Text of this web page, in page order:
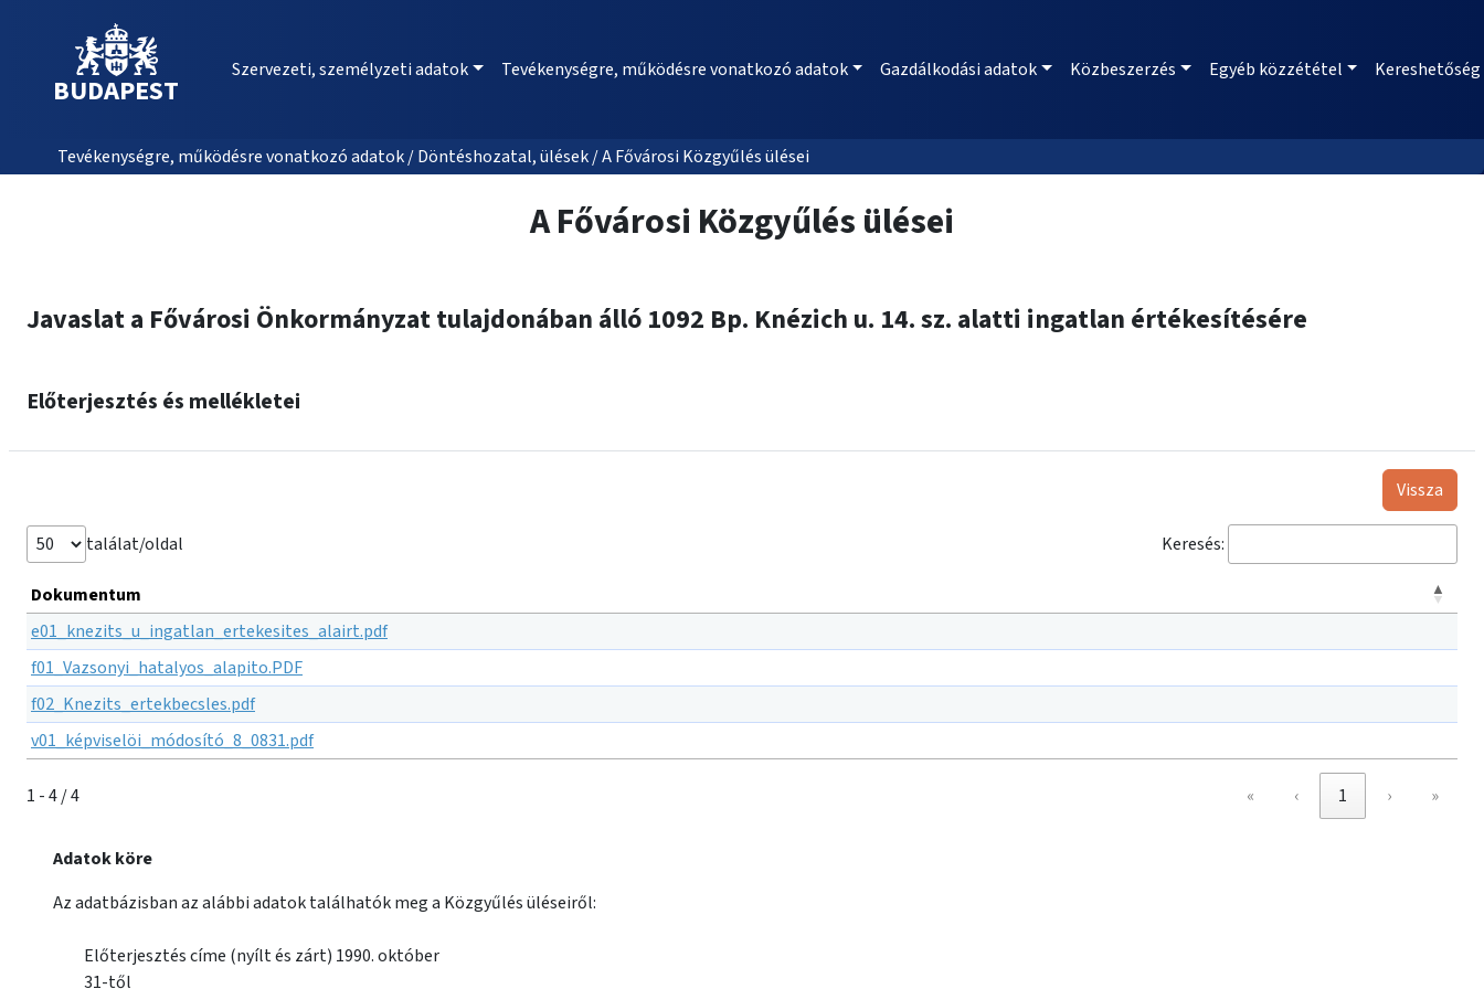
BUDAPEST
Szervezeti, személyzeti adatok Tevékenységre, működésre vonatkozó adatok Gazdálkodási adatok Közbeszerzés Egyéb közzététel Kereshetőség
Tevékenységre, működésre vonatkozó adatok / Döntéshozatal, ülések / A Fővárosi Közgyűlés ülései
A Fővárosi Közgyűlés ülései
Javaslat a Fővárosi Önkormányzat tulajdonában álló 1092 Bp. Knézich u. 14. sz. alatti ingatlan értékesítésére
Előterjesztés és mellékletei
Vissza
találat/oldal Keresés:
Dokumentum
e01_knezits_u_ingatlan_ertekesites_alairt.pdf
f01_Vazsonyi_hatalyos_alapito.PDF
f02_Knezits_ertekbecsles.pdf
v01_képviselöi_módosító_8_0831.pdf
1 - 4 / 4 « ‹ 1 › »
Adatok köre
Az adatbázisban az alábbi adatok találhatók meg a Közgyűlés üléseiről:
Előterjesztés címe (nyílt és zárt) 1990. október
31-től